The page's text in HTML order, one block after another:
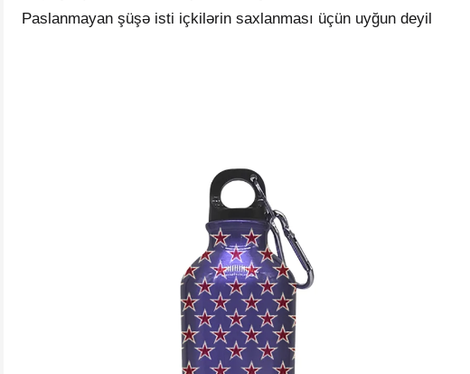
Paslanmayan şüşə isti içkilərin saxlanması üçün uyğun deyil